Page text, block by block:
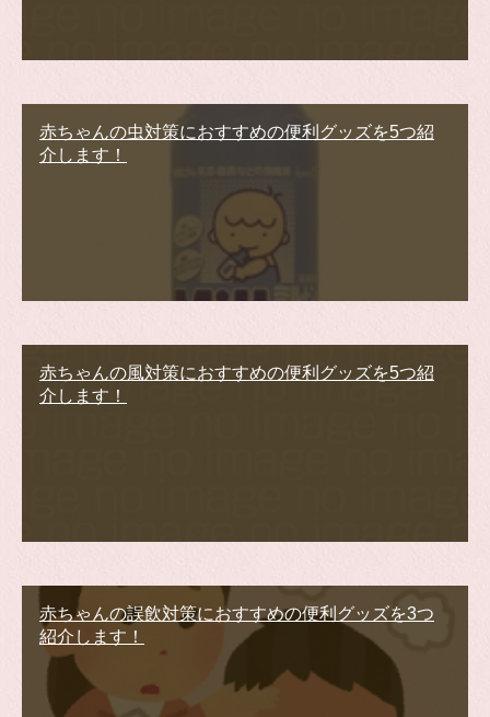
赤ちゃんの虫対策におすすめの便利グッズを5つ紹
介します！
赤ちゃんの風対策におすすめの便利グッズを5つ紹
介します！
赤ちゃんの誤飲対策におすすめの便利グッズを3つ
紹介します！